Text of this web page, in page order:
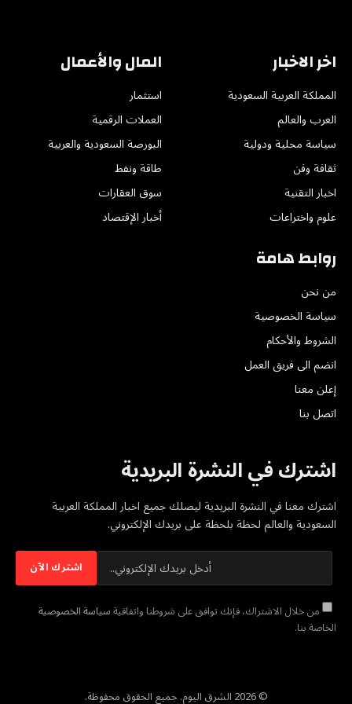
اخر الاخبار
المملكة العربية السعودية
العرب والعالم
سياسة محلية ودولية
ثقافة وفن
اخبار التقنية
علوم واختراعات
المال والأعمال
استثمار
العملات الرقمية
البورصة السعودية والعربية
طاقة ونفط
سوق العقارات
أخبار الإقتصاد
روابط هامة
من نحن
سياسة الخصوصية
الشروط والأحكام
انضم الى فريق العمل
إعلن معنا
اتصل بنا
اشترك في النشرة البريدية
اشترك معنا في النشرة البريدية ليصلك جميع اخبار المملكة العربية
السعودية والعالم لحظة بلحظة على بريدك الإلكتروني.
من خلال الاشتراك، فإنك توافق على شروطنا واتفاقيةسياسة الخصوصية
الخاصة بنا.
© 2026 الشرق اليوم. جميع الحقوق محفوظة.